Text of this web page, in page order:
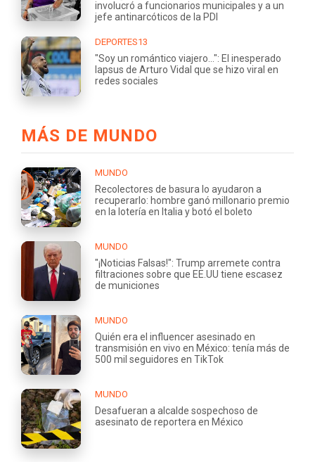
involucró a funcionarios municipales y a un
jefe antinarcóticos de la PDI
DEPORTES13
"Soy un romántico viajero...": El inesperado
lapsus de Arturo Vidal que se hizo viral en
redes sociales
MÁS DE MUNDO
MUNDO
Recolectores de basura lo ayudaron a
recuperarlo: hombre ganó millonario premio
en la lotería en Italia y botó el boleto
MUNDO
"¡Noticias Falsas!": Trump arremete contra
filtraciones sobre que EE.UU tiene escasez
de municiones
MUNDO
Quién era el influencer asesinado en
transmisión en vivo en México: tenía más de
500 mil seguidores en TikTok
MUNDO
Desafueran a alcalde sospechoso de
asesinato de reportera en México